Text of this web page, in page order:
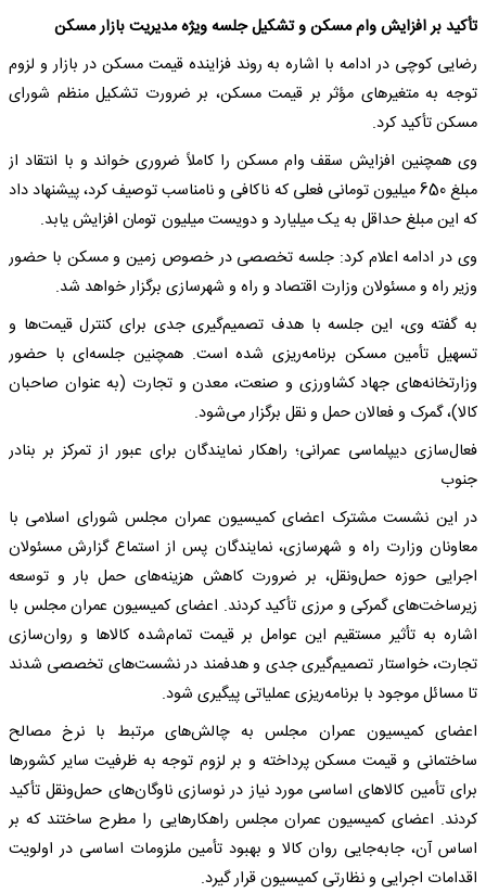
تأکید بر افزایش وام مسکن و تشکیل جلسه ویژه مدیریت بازار مسکن
رضایی کوچی در ادامه با اشاره به روند فزاینده قیمت مسکن در بازار و لزوم
توجه به متغیرهای مؤثر بر قیمت مسکن، بر ضرورت تشکیل منظم شورای
مسکن تأکید کرد.
وی همچنین افزایش سقف وام مسکن را کاملاً ضروری خواند و با انتقاد از
مبلغ 650 میلیون تومانی فعلی که ناکافی و نامناسب توصیف کرد، پیشنهاد داد
که این مبلغ حداقل به یک میلیارد و دویست میلیون تومان افزایش یابد.
وی در ادامه اعلام کرد: جلسه تخصصی در خصوص زمین و مسکن با حضور
وزیر راه و مسئولان وزارت اقتصاد و راه و شهرسازی برگزار خواهد شد.
به گفته وی، این جلسه با هدف تصمیم‌گیری جدی برای کنترل قیمت‌ها و
تسهیل تأمین مسکن برنامه‌ریزی شده است. همچنین جلسه‌ای با حضور
وزارتخانه‌های جهاد کشاورزی و صنعت، معدن و تجارت (به عنوان صاحبان
کالا)، گمرک و فعالان حمل و نقل برگزار می‌شود.
فعال‌سازی دیپلماسی عمرانی؛ راهکار نمایندگان برای عبور از تمرکز بر بنادر
جنوب
در این نشست مشترک اعضای کمیسیون عمران مجلس شورای اسلامی با
معاونان وزارت راه و شهرسازی، نمایندگان پس از استماع گزارش مسئولان
اجرایی حوزه حمل‌ونقل، بر ضرورت کاهش هزینه‌های حمل بار و توسعه
زیرساخت‌های گمرکی و مرزی تأکید کردند. اعضای کمیسیون عمران مجلس با
اشاره به تأثیر مستقیم این عوامل بر قیمت تمام‌شده کالاها و روان‌سازی
تجارت، خواستار تصمیم‌گیری جدی و هدفمند در نشست‌های تخصصی شدند
تا مسائل موجود با برنامه‌ریزی عملیاتی پیگیری شود.
اعضای کمیسیون عمران مجلس به چالش‌های مرتبط با نرخ مصالح
ساختمانی و قیمت مسکن پرداخته و بر لزوم توجه به ظرفیت سایر کشورها
برای تأمین کالاهای اساسی مورد نیاز در نوسازی ناوگان‌های حمل‌ونقل تأکید
کردند. اعضای کمیسیون عمران مجلس راهکارهایی را مطرح ساختند که بر
اساس آن، جابه‌جایی روان کالا و بهبود تأمین ملزومات اساسی در اولویت
اقدامات اجرایی و نظارتی کمیسیون قرار گیرد.